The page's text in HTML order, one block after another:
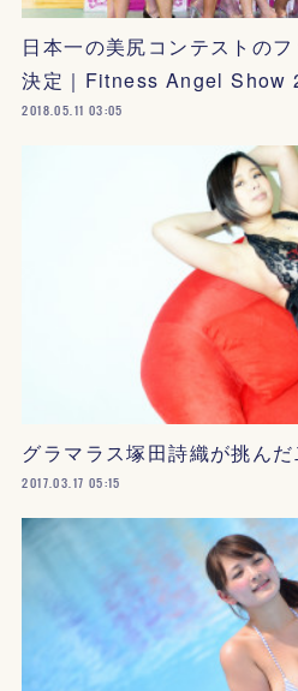
日本一の美尻コンテストの
決定｜Fitness Angel Show
2018.05.11 03:05
グラマラス塚田詩織が挑ん
2017.03.17 05:15